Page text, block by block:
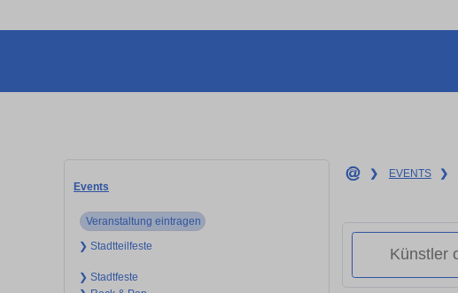
Events
Veranstaltung eintragen
❯ Stadtteilfeste
❯ Stadtfeste
❯ EVENTS ❯